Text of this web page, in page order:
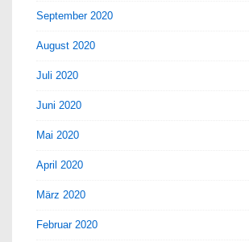
September 2020
August 2020
Juli 2020
Juni 2020
Mai 2020
April 2020
März 2020
Februar 2020